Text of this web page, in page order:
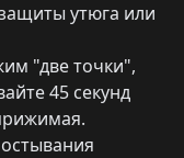
утюга или
"две точки",
45 секунд